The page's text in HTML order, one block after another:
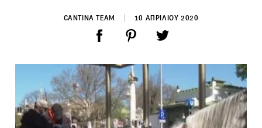
CANTINA TEAM 10 ΑΠΡΙΛΙΟΥ 2020